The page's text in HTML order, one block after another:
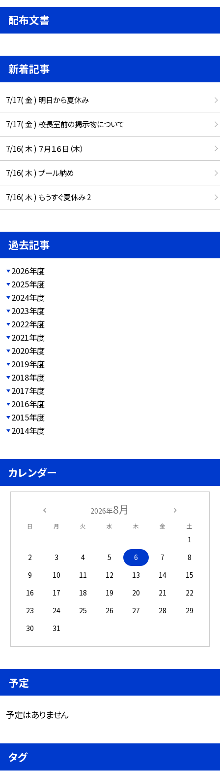
配布文書
新着記事
7/17( 金 ) 明日から夏休み
7/17( 金 ) 校長室前の掲示物について
7/16( 木 ) ７月１６日（木）
7/16( 木 ) プール納め
7/16( 木 ) もうすぐ夏休み 2
過去記事
2026年度
2025年度
2024年度
2023年度
2022年度
2021年度
2020年度
2019年度
2018年度
2017年度
2016年度
2015年度
2014年度
カレンダー
2026年8月
日 月 火 水 木 金 土
1
2
3 4 5 6 7
8
9
10 11 12 13 14
15
16
17 18 19 20 21
22
23
24 25 26 27 28
29
30
31
予定
予定はありません
タグ